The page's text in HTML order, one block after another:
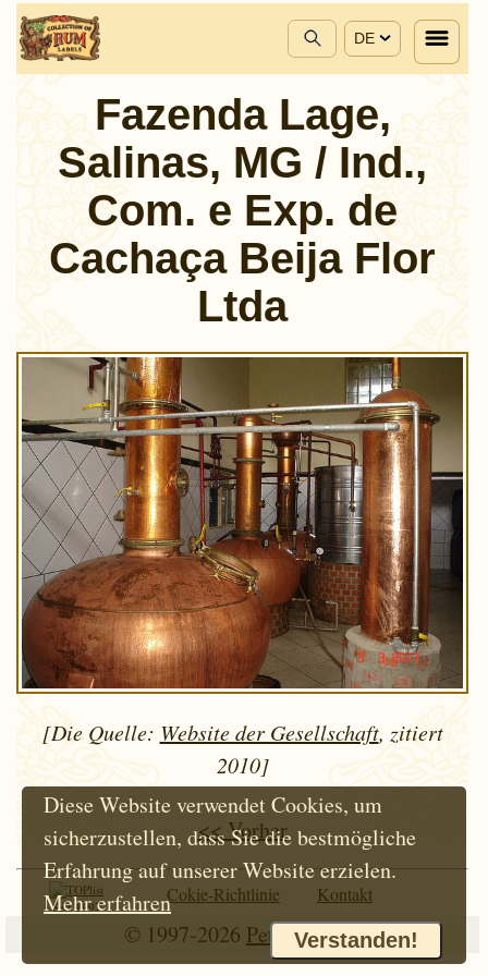
DE
Fazenda Lage,
Salinas, MG / Ind.,
Com. e Exp. de
Cachaça Beija Flor
Ltda
[Die Quelle: Website der Gesellschaft, zitiert
2010]
<< Vorher
Seit 1997
Cokie-Richtlinie Kontakt
© 1997-2026 Petr Hloušek
Diese Website verwendet Cookies, um
sicherzustellen, dass Sie die bestmögliche
Erfahrung auf unserer Website erzielen.
Mehr erfahren
Verstanden!